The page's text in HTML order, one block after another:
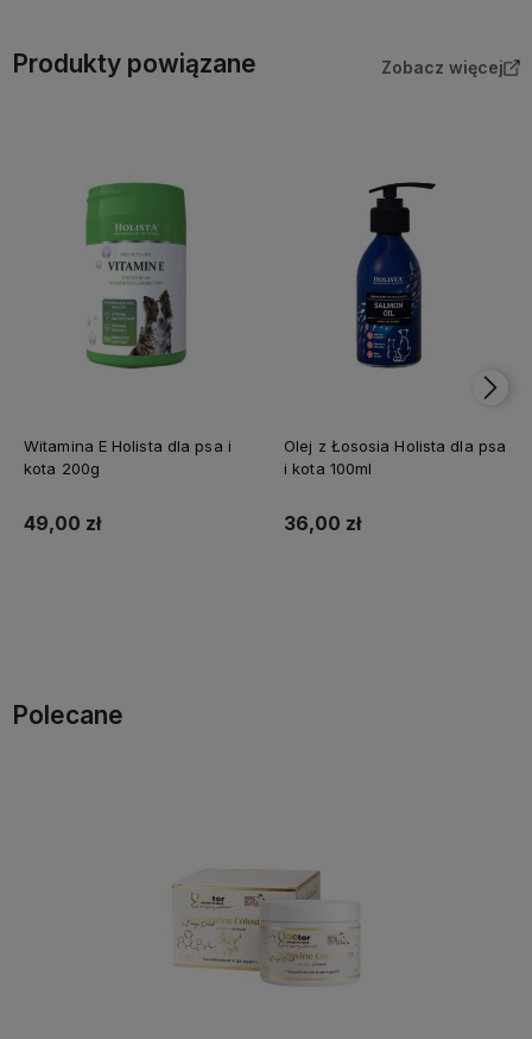
Produkty powiązane Zobacz więcej
Witamina E Holista dla psa i
kota 200g
49,00 zł
Olej z Łososia Holista dla psa
i kota 100ml
36,00 zł
Polecane